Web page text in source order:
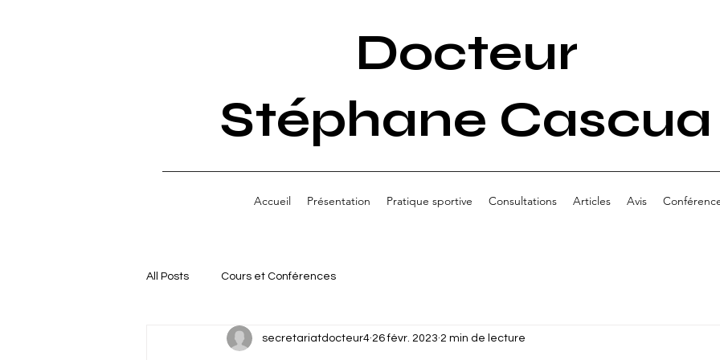
Docteur
Stéphane Cascua
Accueil Présentation Pratique sportive Consultations Articles Avis
All Posts Cours et Conférences
secretariatdocteur4 26 févr. 2023 2 min de lecture